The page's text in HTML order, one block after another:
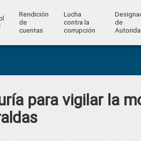
Rendición
de
cuentas
Lucha
contra la
corrupción
de
para vigilar la